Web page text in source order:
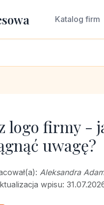
Katalog firm
logo firmy -
uwagę?
Aleksandra
wpisu: